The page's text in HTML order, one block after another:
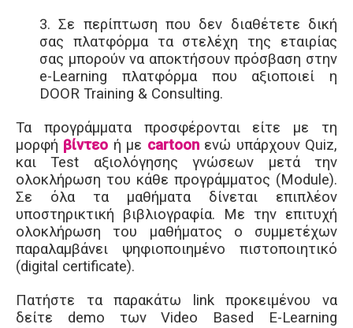
3. Σε περίπτωση που δεν διαθέτετε δική
σας πλατφόρμα τα στελέχη της εταιρίας
σας μπορούν να αποκτήσουν πρόσβαση στην
e-Learning πλατφόρμα που αξιοποιεί η
DOOR Training & Consulting.
Τα προγράμματα προσφέρονται είτε με τη
μορφή βίντεο ή με cartoonενώ υπάρχουν Quiz,
και Test αξιολόγησης γνώσεων μετά την
ολοκλήρωση του κάθε προγράμματος (Module).
Σε όλα τα μαθήματα δίνεται επιπλέον
υποστηρικτική βιβλιογραφία. Με την επιτυχή
ολοκλήρωση του μαθήματος ο συμμετέχων
παραλαμβάνει ψηφιοποιημένο πιστοποιητικό
(digital certificate).
Πατήστε τα παρακάτω link προκειμένου να
δείτε demo των Video Based E-Learning